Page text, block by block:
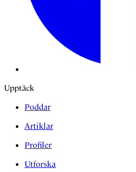
Upptäck
Poddar
Artiklar
Profiler
Utforska